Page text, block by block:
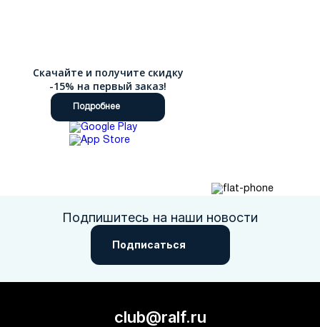
Скачайте и получите скидку
-15% на первый заказ!
Подробнее
Подпишитесь на наши новости
Подписаться
club@ralf.ru